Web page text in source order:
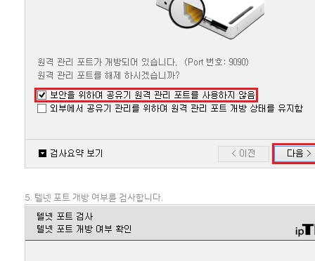
5. 텔넷 포트 개방 여부를 검사합니다.